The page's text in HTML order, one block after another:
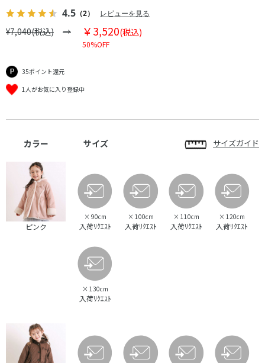
4.5 （2） レビューを見る
¥7,040(税込) ￥3,520(税込)
50%OFF
35ポイント還元
1人がお気に入り登録中
カラー サイズ サイズガイド
ピンク
× 90cm
入荷ﾘｸｴｽﾄ
× 100cm
入荷ﾘｸｴｽﾄ
× 110cm
入荷ﾘｸｴｽﾄ
× 120cm
入荷ﾘｸｴｽﾄ
× 130cm
入荷ﾘｸｴｽﾄ